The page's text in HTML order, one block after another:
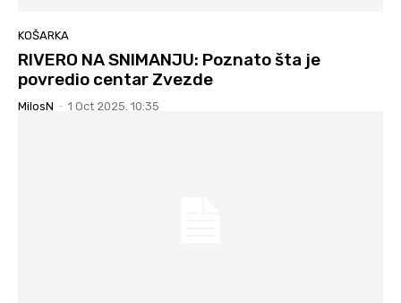
KOŠARKA
RIVERO NA SNIMANJU: Poznato šta je
povredio centar Zvezde
MilosN - 1 Oct 2025. 10:35